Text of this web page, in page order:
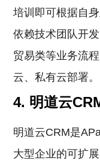
培训即可根据自
依赖技术团队开
贸易类等业务流
云、私有云部署。
4. 明道云
明道云CRM是
大型企业的可扩